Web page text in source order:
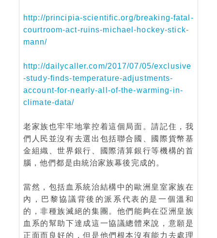
http://principia-scientific.org/breaking-fatal-
courtroom-act-ruins-michael-hockey-stick-
mann/
http://dailycaller.com/2017/07/05/exclusive
-study-finds-temperature-adjustments-
account-for-nearly-all-of-the-warming-in-
climate-data/
老家族也牢牢地掌控着這個局面。請記住，我
們人民並沒有去選出包括聯合國、國際貨幣基
金組織、世界銀行、國際清算銀行等機構的首
腦，他們都是由統治家族幕後完成的。
當然，包括血系統治結構中的歐洲皇室家族在
內，巴黎協議背後的派系代表的是一個溫和
的，非種族滅絕的集團。他們能夠在亞洲皇族
血系的幫助下達成這一協議總體來說，意願是
正面而良好的，但是他們根本沒有能力去處理